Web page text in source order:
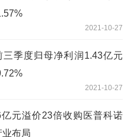
2021-10-27
三季度归母净利润1.43亿元
2021-10-27
元溢价23倍收购医普科诺
布局